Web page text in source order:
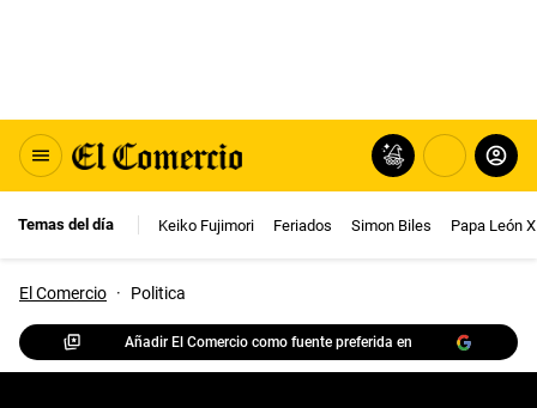
Temas del día Keiko Fujimori Feriados Simon Biles Papa León
El Comercio · Politica
Añadir El Comercio como fuente preferida en